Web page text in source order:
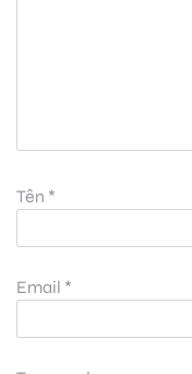
Tên *
Email *